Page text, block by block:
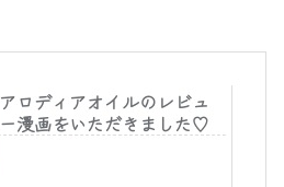
アロディアオイルのレビュ
ー漫画をいただきました♡